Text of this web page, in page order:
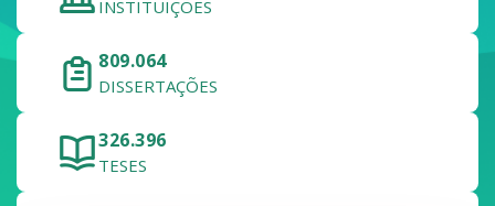
INSTITUIÇÕES
809.064
DISSERTAÇÕES
326.396
TESES